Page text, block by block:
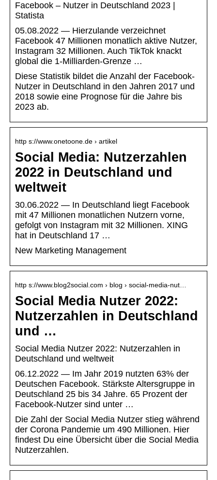
Facebook – Nutzer in Deutschland 2023 |
Statista
05.08.2022 — Hierzulande verzeichnet
Facebook 47 Millionen monatlich aktive Nutzer,
Instagram 32 Millionen. Auch TikTok knackt
global die 1-Milliarden-Grenze …
Diese Statistik bildet die Anzahl der Facebook-
Nutzer in Deutschland in den Jahren 2017 und
2018 sowie eine Prognose für die Jahre bis
2023 ab.
http s://www.onetoone.de › artikel
Social Media: Nutzerzahlen
2022 in Deutschland und
weltweit
30.06.2022 — In Deutschland liegt Facebook
mit 47 Millionen monatlichen Nutzern vorne,
gefolgt von Instagram mit 32 Millionen. XING
hat in Deutschland 17 …
New Marketing Management
http s://www.blog2social.com › blog › social-media-nut…
Social Media Nutzer 2022:
Nutzerzahlen in Deutschland
und …
Social Media Nutzer 2022: Nutzerzahlen in
Deutschland und weltweit
06.12.2022 — Im Jahr 2019 nutzten 63% der
Deutschen Facebook. Stärkste Altersgruppe in
Deutschland 25 bis 34 Jahre. 65 Prozent der
Facebook-Nutzer sind unter …
Die Zahl der Social Media Nutzer stieg während
der Corona Pandemie um 490 Millionen. Hier
findest Du eine Übersicht über die Social Media
Nutzerzahlen.